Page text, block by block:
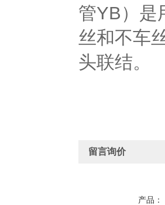
管YB）是
丝和不车
头联结。
留言询价
产品：